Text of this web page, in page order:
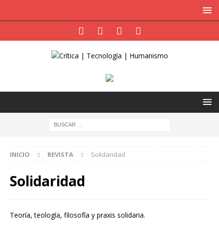
INICIO REVISTA Solidaridad
Solidaridad
Teoría, teología, filosofía y praxis solidaria.